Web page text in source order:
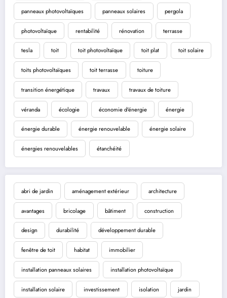
panneaux photovoltaïques panneaux solaires pergola
photovoltaïque rentabilité rénovation terrasse
tesla toit toit photovoltaïque toit plat toit solaire
toits photovoltaïques toit terrasse toiture
transition énergétique travaux travaux de toiture
véranda écologie économie d'énergie énergie
énergie durable énergie renouvelable énergie solaire
énergies renouvelables étanchéité
abri de jardin aménagement extérieur architecture
avantages bricolage bâtiment construction
design durabilité développement durable
fenêtre de toit habitat immobilier
installation panneaux solaires installation photovoltaïque
installation solaire investissement isolation jardin